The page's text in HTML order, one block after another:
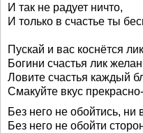
И так не радует ничто,
И только в счастье ты
Пускай и вас коснётся
Богини счастья лик
Ловите счастья каждый
Смакуйте вкус
Без него не обойтись, ни
Без него не обойти